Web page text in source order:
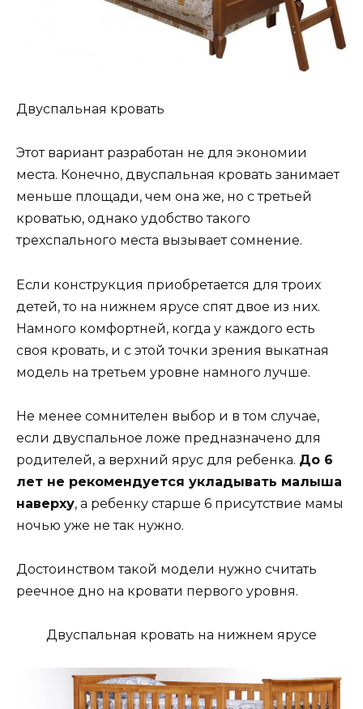
Двуспальная кровать
Этот вариант разработан не для экономии
места. Конечно, двуспальная кровать занимает
меньше площади, чем она же, но с третьей
кроватью, однако удобство такого
трехспального места вызывает сомнение.
Если конструкция приобретается для троих
детей, то на нижнем ярусе спят двое из них.
Намного комфортней, когда у каждого есть
своя кровать, и с этой точки зрения выкатная
модель на третьем уровне намного лучше.
Не менее сомнителен выбор и в том случае,
если двуспальное ложе предназначено для
родителей, а верхний ярус для ребенка. До 6
лет не рекомендуется укладывать малыша
наверху, а ребенку старше 6 присутствие мамы
ночью уже не так нужно.
Достоинством такой модели нужно считать
реечное дно на кровати первого уровня.
Двуспальная кровать на нижнем ярусе